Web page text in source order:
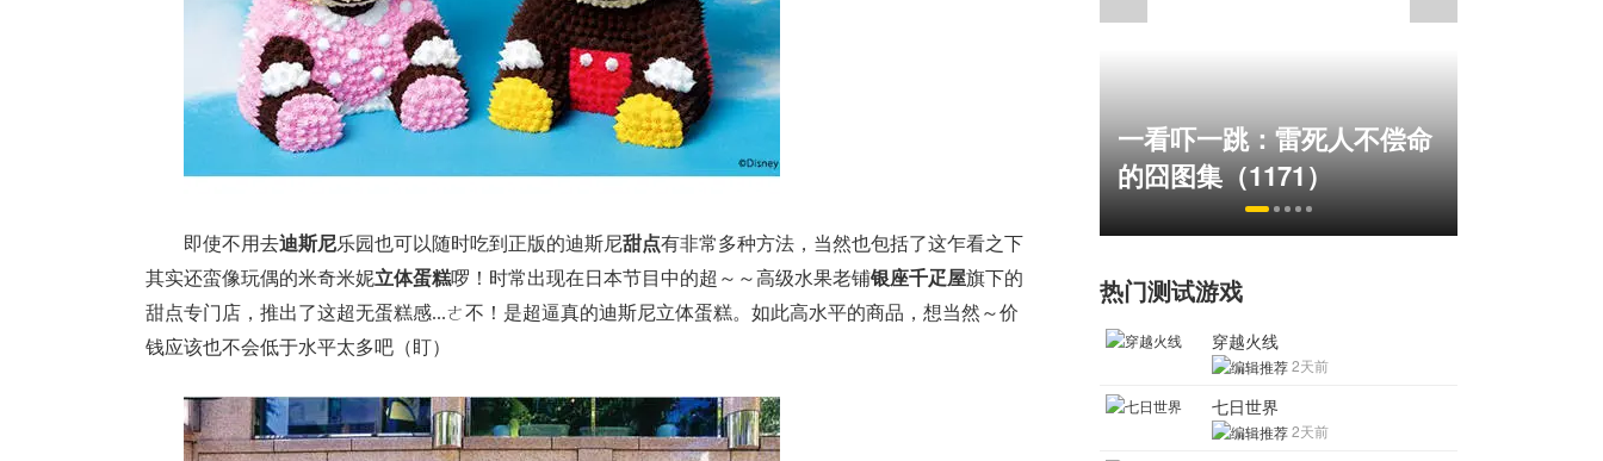
即使不用去迪斯尼乐园也可以随时吃到正版的迪斯尼甜点有非常多种方法，当然也包括了这乍看之下
其实还蛮像玩偶的米奇米妮立体蛋糕啰！时常出现在日本节目中的超～～高级水果老铺银座千疋屋旗下的
甜点专门店，推出了这超无蛋糕感...ㄜ不！是超逼真的迪斯尼立体蛋糕。如此高水平的商品，想当然～价
钱应该也不会低于水平太多吧（盯）
爆开启
一看吓一跳：雷死人不偿命
的囧图集（1171）
热门测试游戏
穿越火线
2天前
七日世界
2天前